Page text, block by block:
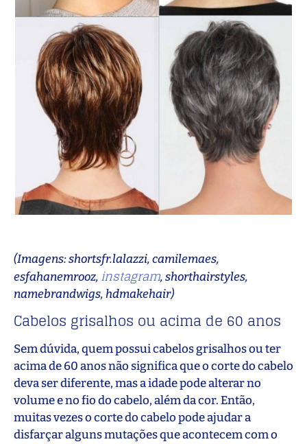
(Imagens: shortsfr.lalazzi, camilemaes,
esfahanemrooz, instagram, shorthairstyles,
namebrandwigs, hdmakehair)
Cabelos grisalhos ou acima de 60 anos
Sem dúvida, quem possui cabelos grisalhos ou ter
acima de 60 anos não significa que o corte do cabelo
deva ser diferente, mas a idade pode alterar no
volume e no fio do cabelo, além da cor. Então,
muitas vezes o corte do cabelo pode ajudar a
disfarçar alguns mutações que acontecem com o